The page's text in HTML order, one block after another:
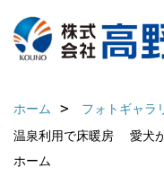
ホーム フォトギャラ
温泉利用で床暖房 愛犬
ホーム